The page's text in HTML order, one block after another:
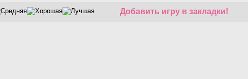
Добавить игру в закладки!